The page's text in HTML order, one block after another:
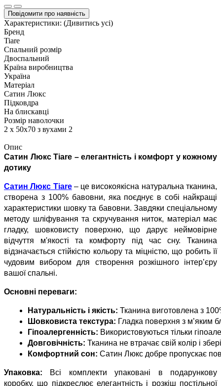
Повідомити про наявність
Характеристики: (Дивитись усі)
Бренд
Tiare
Спальний розмір
Двоспальний
Країна виробництва
Україна
Матеріал
Сатин Люкс
Підковдра
На блискавці
Розмір наволочки
2 х 50х70 з вухами 2
Опис
Сатин Люкс Tiare – елегантність і комфорт у кожному
дотику
Сатин Люкс Tiare – це високоякісна натуральна тканина,
створена з 100% бавовни, яка поєднує в собі найкращі
характеристики шовку та бавовни. Завдяки спеціальному
методу шліфування та скручування ниток, матеріал має
гладку, шовковисту поверхню, що дарує неймовірне
відчуття м'якості та комфорту під час сну. Тканина
відзначається стійкістю кольору та міцністю, що робить її
чудовим вибором для створення розкішного інтер’єру
вашої спальні.
Основні переваги:
Натуральність і якість: Тканина виготовлена з
Шовковиста текстура: Гладка поверхня з м’яким
Гіпоалергенність: Використовуються тільки
Довговічність: Тканина не втрачає свій колір і
Комфортний сон: Сатин Люкс добре пропускає
Упаковка: Всі комплекти упаковані в подарункову
коробку, що підкреслює елегантність і розкіш постільної